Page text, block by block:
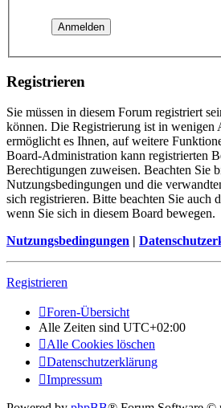
Registrieren
Sie müssen in diesem Forum registriert
können. Die Registrierung ist in wenigen
ermöglicht es Ihnen, auf weitere
Board-Administration kann registrierten
Berechtigungen zuweisen. Beachten Sie
Nutzungsbedingungen und die
sich registrieren. Bitte beachten Sie auch
wenn Sie sich in diesem Board bewegen.
Nutzungsbedingungen |
Registrieren
Foren-Übersicht
Alle Zeiten sind UTC+02:00
Alle Cookies löschen
Datenschutzerklärung
Impressum